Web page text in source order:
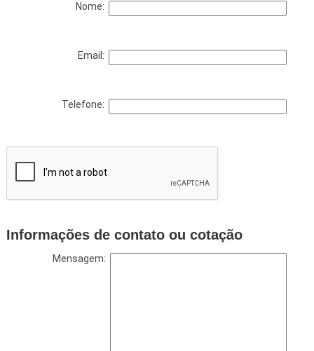
Nome:
Email:
Telefone:
Informações de contato ou cotação
Mensagem: